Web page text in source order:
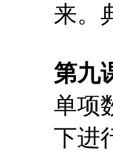
来。
第九
单项
下进